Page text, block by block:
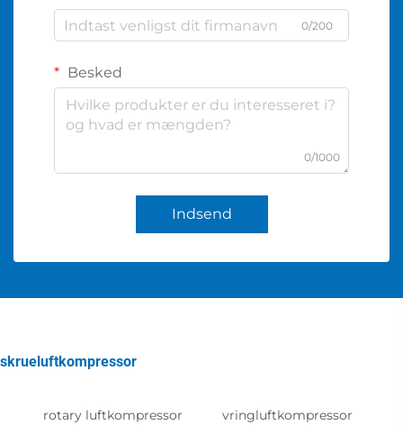
0/200
Besked
0/1000
Indsend
skrueluftkompressor
rotary luftkompressor vringluftkompressor